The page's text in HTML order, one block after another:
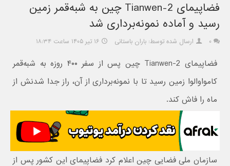
فضاپیمای Tianwen-2 چین به شبه‌قمر زمین
رسید و آماده نمونه‌برداری شد
۰ ارسال شده توسط: باران باستانی ۱۶ تیر ۱۴۰۵ ساعت ۱۸:۳۴
فضاپیمای Tianwen-2 چین پس از سفر ۴۰۰ روزه به شبه‌قمر
کامواوالوا زمین رسید تا با نمونه‌برداری از آن، راز جدا شدنش از
ماه را فاش کند.
سازمان ملی فضایی چین اعلام کرد فضاپیمای این کشور پس از